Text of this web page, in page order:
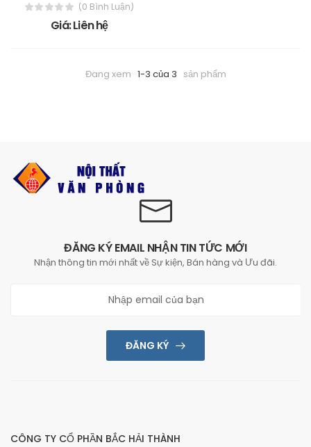
(0 Bình Luận)
Giá: Liên hệ
Đang xem 1-3 của 3 sản phẩm
ĐĂNG KÝ EMAIL NHẬN TIN TỨC MỚI
Nhận thông tin mới nhất về Sự kiện, Bán hàng và Ưu đãi.
ĐĂNG KÝ
CÔNG TY CỔ PHẦN BẮC HẢI THÀNH